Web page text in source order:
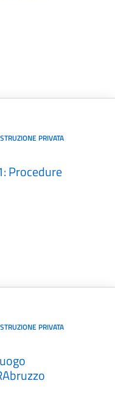
PRIVATA
Procedure
PRIVATA